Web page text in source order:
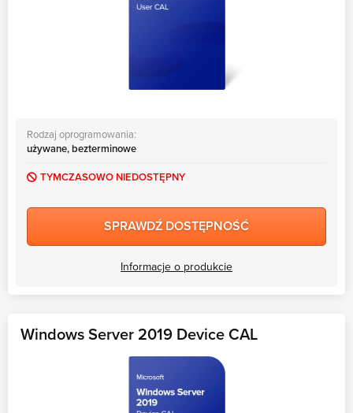
Rodzaj oprogramowania:
używane, bezterminowe
TYMCZASOWO NIEDOSTĘPNY
SPRAWDŹ DOSTĘPNOŚĆ
Informacje o produkcie
Windows Server 2019 Device CAL